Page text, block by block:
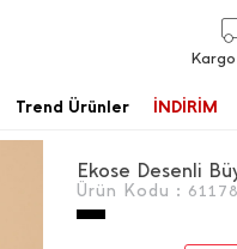
Trend Ürünler İNDİRİM
Ürün Kodu :